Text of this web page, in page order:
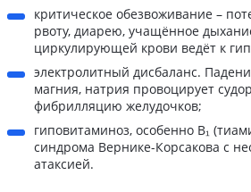
критическое обезвоживание –
рвоту, диарею, учащённое
циркулирующей крови ведёт к
электролитный дисбаланс.
магния, натрия провоцирует
фибрилляцию желудочков;
гиповитаминоз, особенно В₁
синдрома Вернике-Корсакова с
атаксией.